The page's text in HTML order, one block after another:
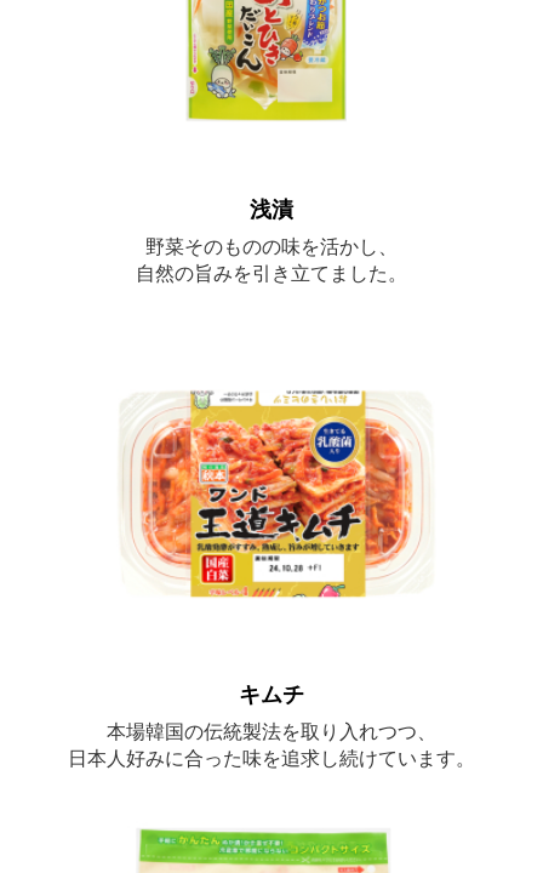
浅漬
野菜そのものの味を活かし、
自然の旨みを引き立てました。
キムチ
本場韓国の伝統製法を取り入れつつ、
日本人好みに合った味を追求し続けています。